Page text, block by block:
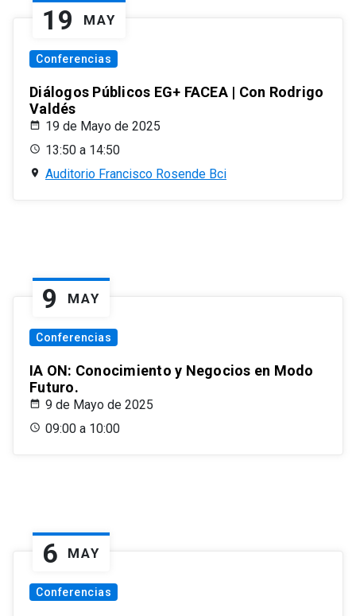
19 MAY
Conferencias
Diálogos Públicos EG+ FACEA | Con Rodrigo
Valdés
19 de Mayo de 2025
13:50 a 14:50
Auditorio Francisco Rosende Bci
9 MAY
Conferencias
IA ON: Conocimiento y Negocios en Modo
Futuro.
9 de Mayo de 2025
09:00 a 10:00
6 MAY
Conferencias